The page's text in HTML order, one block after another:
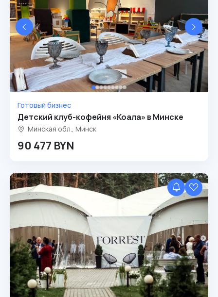
Готовый бизнес
Детский клуб-кофейня «Коала» в Минске
Минская обл., Минск
90 477 BYN